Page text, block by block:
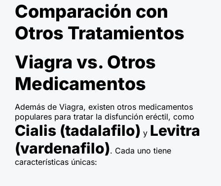
Comparación con
Otros Tratamientos
Viagra vs. Otros
Medicamentos
Además de Viagra, existen otros medicamentos
populares para tratar la disfunción eréctil, como
Cialis (tadalafilo) y Levitra
(vardenafilo). Cada uno tiene
características únicas: